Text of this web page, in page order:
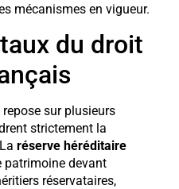
mécanismes en vigueur.
du droit
sur plusieurs
strictement la
réserve héréditaire
patrimoine devant
réservataires,